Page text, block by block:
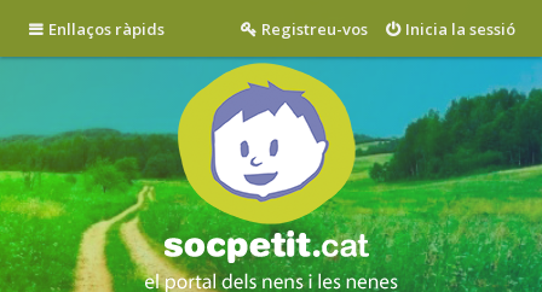
Enllaços ràpids Inicia la sessió
Registreu-vos